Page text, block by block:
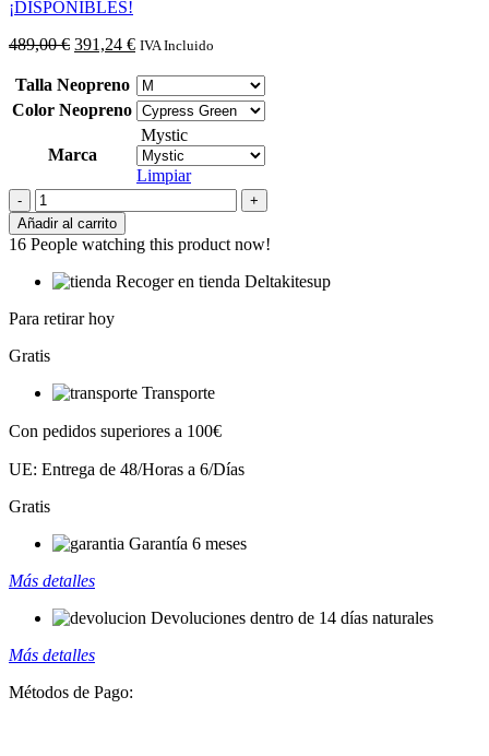
¡DISPONIBLES!
489,00€ El
original
489,00 €.
391,24 €El
actual
es:
391,24 €.
IVA Incluido
Talla Neopreno
Color Neopreno
Marca
Mystic
Limpiar
Neopreno
Mystic
Majestic
5/4
Fzip
2023
cantidad
Añadir al carrito
16 People watching this product now!
Recoger en tienda Deltakitesup
Para retirar hoy
Gratis
Transporte
Con pedidos superiores a 100€
UE: Entrega de 48/Horas a 6/Días
Gratis
Garantía 6 meses
Más detalles
Devoluciones dentro de 14 días naturales
Más detalles
Métodos de Pago: